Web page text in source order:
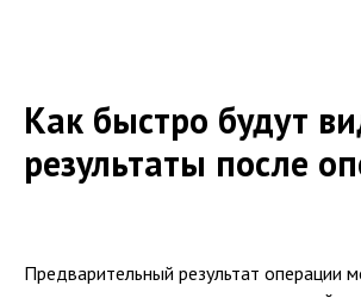
Как быстро будут
результаты после
Предварительный результат операции